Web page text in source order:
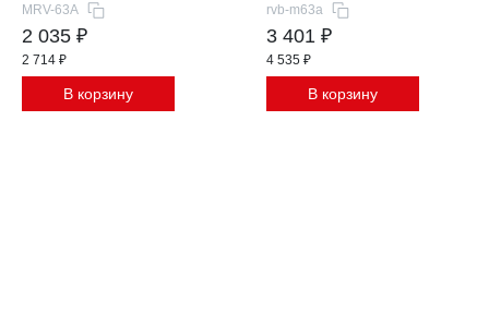
MRV-63A
2 035 ₽
2 714 ₽
В корзину
rvb-m63a
3 401 ₽
4 535 ₽
В корзину